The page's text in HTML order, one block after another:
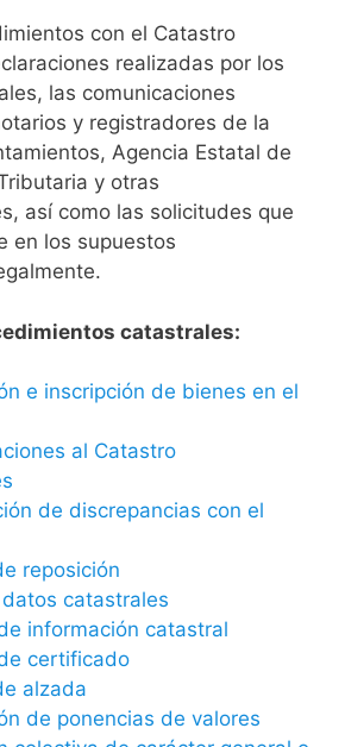
con el Catastro
realizadas por los
las comunicaciones
y registradores de la
Agencia Estatal de
y otras
así como las solicitudes que
en los supuestos
catastrales:
e inscripción de bienes en el
al Catastro
de discrepancias con el
reposición
catastrales
información catastral
certificado
alzada
de ponencias de valores